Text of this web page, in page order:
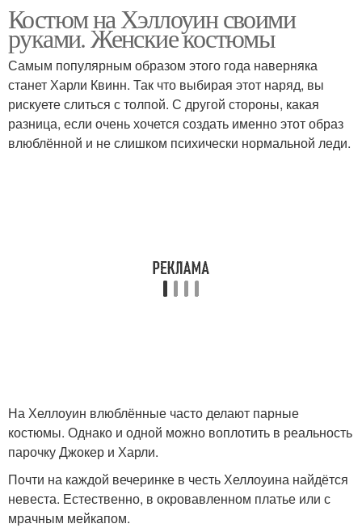
Хэллоуинский костюм Костюм для девушки
Детские костюмы
Костюм на Хэллоуин своими
руками. Женские костюмы
Самым популярным образом этого года наверняка
станет Харли Квинн. Так что выбирая этот наряд, вы
рискуете слиться с толпой. С другой стороны, какая
разница, если очень хочется создать именно этот образ
влюблённой и не слишком психически нормальной леди.
На Хеллоуин влюблённые часто делают парные
костюмы. Однако и одной можно воплотить в реальность
парочку Джокер и Харли.
Почти на каждой вечеринке в честь Хеллоуина найдётся
невеста. Естественно, в окровавленном платье или с
мрачным мейкапом.